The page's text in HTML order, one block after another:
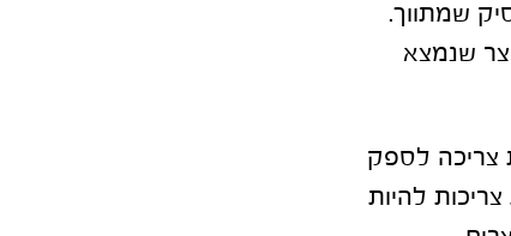
שמתווך.
שנמצא
צריכה לספק
צריכות להיות